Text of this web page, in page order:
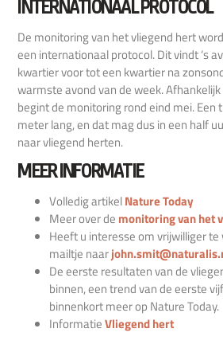
INTERNATIONAAL PROTOCOL
De monitoring van het vliegend hert
een internationaal protocol. Dit vindt ‘s
kwartier voor tot een kwartier na
warmste avond van de week.
begint de monitoring rond eind mei. Een
meter lang, en dat mag dus in een half
naar vliegend herten.
MEER INFORMATIE
Volledig artikelNature Today
Meer over de monitoring van het
Heeft u interesse om vrijwilliger te
mailtje naar
De eerste resultaten van de
binnen, een trend van de eerste
binnenkort meer op Nature Today.
InformatieVliegend hert